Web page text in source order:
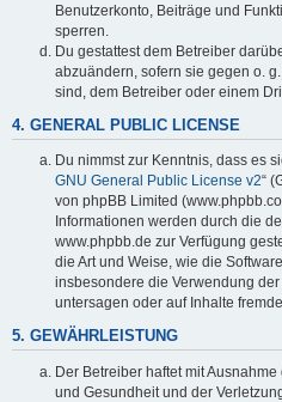
Benutzerkonto, Beiträge und
sperren.
Du gestattest dem Betreiber
abzuändern, sofern sie gegen o.
sind, dem Betreiber oder einem
4. GENERAL PUBLIC LICENSE
Du nimmst zur Kenntnis, dass es
GNU General Public License v2“
von phpBB Limited
Informationen werden durch die
www.phpbb.de zur Verfügung
die Art und Weise, wie die
insbesondere die Verwendung
untersagen oder auf Inhalte
5. GEWÄHRLEISTUNG
Der Betreiber haftet mit
und Gesundheit und der